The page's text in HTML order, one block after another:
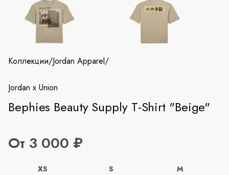
Коллекции/Jordan Apparel/
Jordan x Union
Bephies Beauty Supply T-Shirt "Beige"
От 3 000 ₽
XS S
M